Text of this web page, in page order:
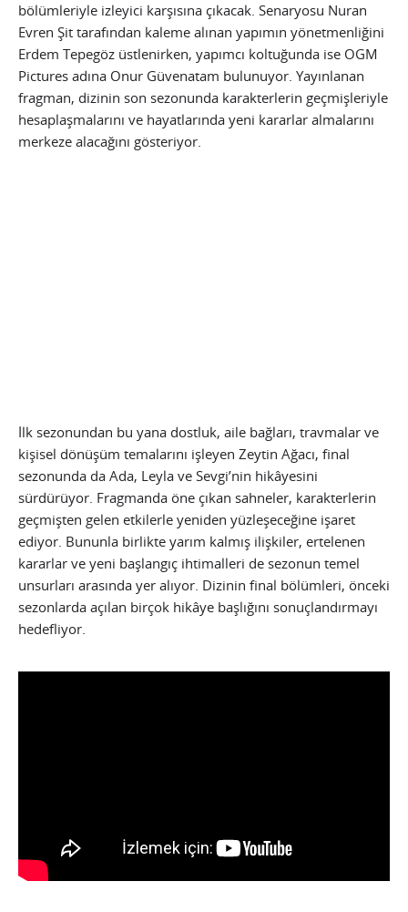
bölümleriyle izleyici karşısına çıkacak. Senaryosu Nuran
Evren Şit tarafından kaleme alınan yapımın yönetmenliğini
Erdem Tepegöz üstlenirken, yapımcı koltuğunda ise OGM
Pictures adına Onur Güvenatam bulunuyor. Yayınlanan
fragman, dizinin son sezonunda karakterlerin geçmişleriyle
hesaplaşmalarını ve hayatlarında yeni kararlar almalarını
merkeze alacağını gösteriyor.
İlk sezonundan bu yana dostluk, aile bağları, travmalar ve
kişisel dönüşüm temalarını işleyen Zeytin Ağacı, final
sezonunda da Ada, Leyla ve Sevgi’nin hikâyesini
sürdürüyor. Fragmanda öne çıkan sahneler, karakterlerin
geçmişten gelen etkilerle yeniden yüzleşeceğine işaret
ediyor. Bununla birlikte yarım kalmış ilişkiler, ertelenen
kararlar ve yeni başlangıç ihtimalleri de sezonun temel
unsurları arasında yer alıyor. Dizinin final bölümleri, önceki
sezonlarda açılan birçok hikâye başlığını sonuçlandırmayı
hedefliyor.